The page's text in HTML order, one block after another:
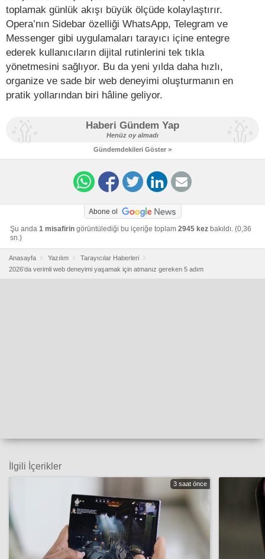
toplamak günlük akışı büyük ölçüde kolaylaştırır.
Opera’nın Sidebar özelliği WhatsApp, Telegram ve
Messenger gibi uygulamaları tarayıcı içine entegre
ederek kullanıcıların dijital rutinlerini tek tıkla
yönetmesini sağlıyor. Bu da yeni yılda daha hızlı,
organize ve sade bir web deneyimi oluşturmanın en
pratik yollarından biri hâline geliyor.
Haberi Gündem Yap
Henüz oy almadı
Gündemdekileri Göster >
Abone ol
Şu anda 1 misafirin görüntülediği bu içeriğe toplam 2945 kez bakıldı. (0,36
sn.)
Anasayfa Yazılım
Tarayıcılar Haberleri
2026’da verimli web deneyimi yaşamak için atmanız gereken 5 adım
İlgili İçerikler
3 saat önce